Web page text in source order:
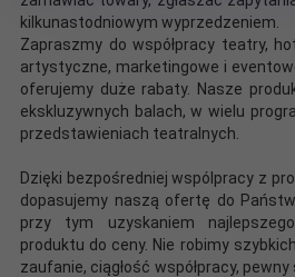
kilkunastodniowym wyprzedzeniem.
Zapraszmy do współpracy teatry,
artystyczne, marketingowe i
oferujemy duże rabaty. Nasze
ekskluzywnych balach, w wielu
przedstawieniach teatralnych.
Dzięki bezpośredniej wspólpracy z
dopasujemy naszą ofertę do
przy tym uzyskaniem
produktu do ceny. Nie robimy
zaufanie, ciągłość współpracy,